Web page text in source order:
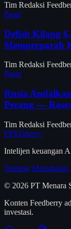
Tim Redaksi
Pasar
Defisit Kilang
Memperparah
Tim Redaksi
Pasar
Rusia
Perang —
Tim Redaksi
FEEDberry
Intelijen keuangan
Tentang Metodologi
© 2026 PT Menara
Konten Feedberry
investasi.